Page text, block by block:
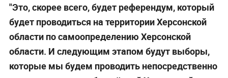
"Это, скорее всего, будет референдум, который
будет проводиться на территории Херсонской
области по самоопределению Херсонской
области. И следующим этапом будут выборы,
которые мы будем проводить непосредственно